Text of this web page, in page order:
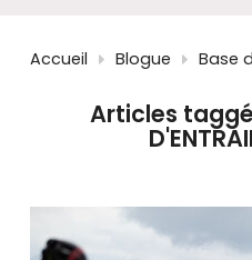
pour
accéder
résultat
de
recherche
utilisateurs
d'appareils
tactiles
Accueil Blogue Base
Articles